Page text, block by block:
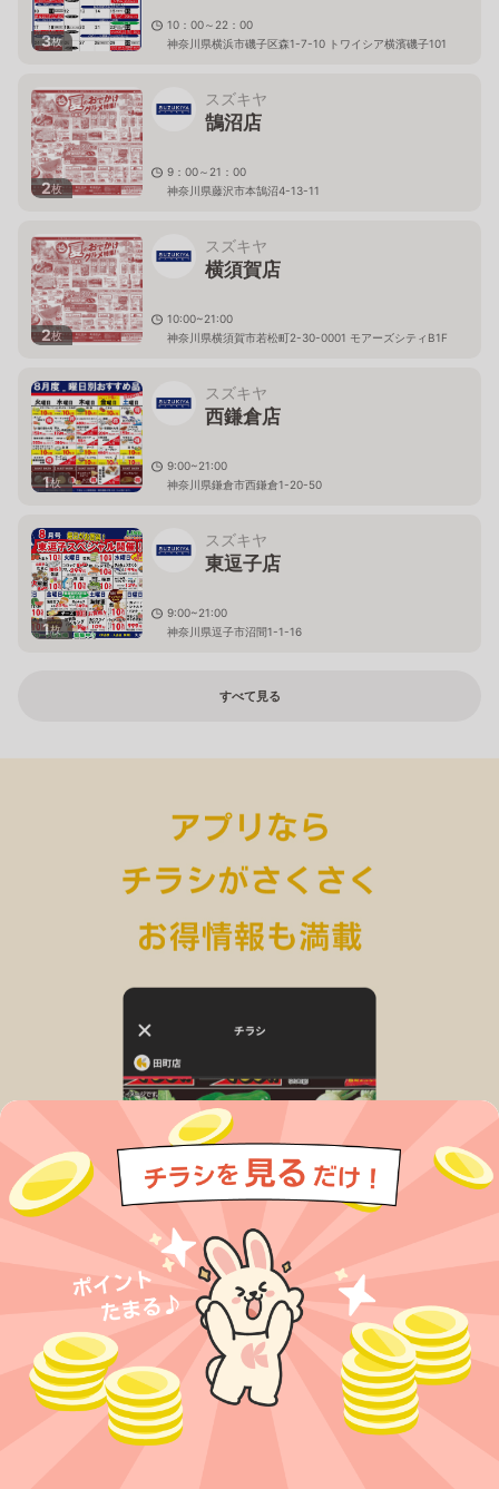
3枚
10：00～22：00
神奈川県横浜市磯子区森1-7-10 トワイシア横濱磯子101
2枚
スズキヤ
鵠沼店
9：00～21：00
神奈川県藤沢市本鵠沼4-13-11
2枚
スズキヤ
横須賀店
10:00~21:00
神奈川県横須賀市若松町2-30-0001 モアーズシティB1F
1枚
スズキヤ
西鎌倉店
9:00~21:00
神奈川県鎌倉市西鎌倉1-20-50
1枚
スズキヤ
東逗子店
9:00~21:00
神奈川県逗子市沼間1-1-16
すべて見る